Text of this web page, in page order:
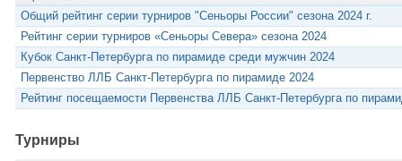
Общий рейтинг серии турниров "Сеньоры России" сезона 2024 г.
Рейтинг серии турниров «Сеньоры Севера» сезона 2024
Кубок Санкт-Петербурга по пирамиде среди мужчин 2024
Первенство ЛЛБ Санкт-Петербурга по пирамиде 2024
Рейтинг посещаемости Первенства ЛЛБ Санкт-Петербурга по
Турниры